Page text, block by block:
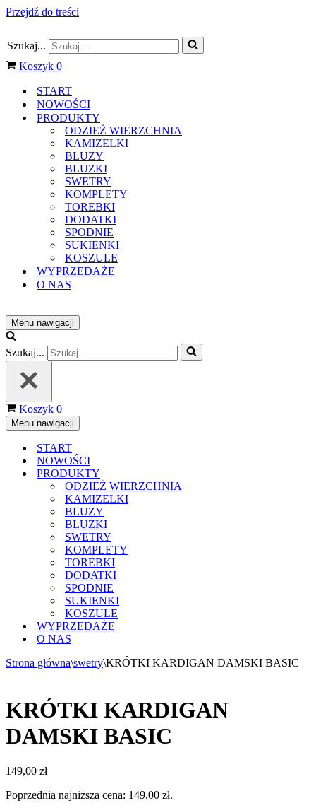
Przejdź do treści
Szukaj...
Koszyk 0
START
NOWOŚCI
PRODUKTY
ODZIEŻ WIERZCHNIA
KAMIZELKI
BLUZY
BLUZKI
SWETRY
KOMPLETY
TOREBKI
DODATKI
SPODNIE
SUKIENKI
KOSZULE
WYPRZEDAŻE
O NAS
Menu nawigacji
Szukaj...
Koszyk 0
Menu nawigacji
START
NOWOŚCI
PRODUKTY
ODZIEŻ WIERZCHNIA
KAMIZELKI
BLUZY
BLUZKI
SWETRY
KOMPLETY
TOREBKI
DODATKI
SPODNIE
SUKIENKI
KOSZULE
WYPRZEDAŻE
O NAS
Strona główna\swetry\KRÓTKI KARDIGAN DAMSKI BASIC
KRÓTKI KARDIGAN
DAMSKI BASIC
149,00 zł
Poprzednia najniższa cena: 149,00 zł.